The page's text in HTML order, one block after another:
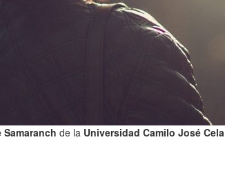
de la Universidad Camilo José Cela